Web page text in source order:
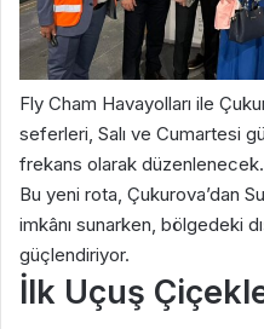
Fly Cham Havayolları ile
seferleri, Salı ve Cumartesi
frekans olarak düzenlenecek.
Bu yeni rota, Çukurova’dan
imkânı sunarken, bölgedeki
güçlendiriyor.
İlk Uçuş